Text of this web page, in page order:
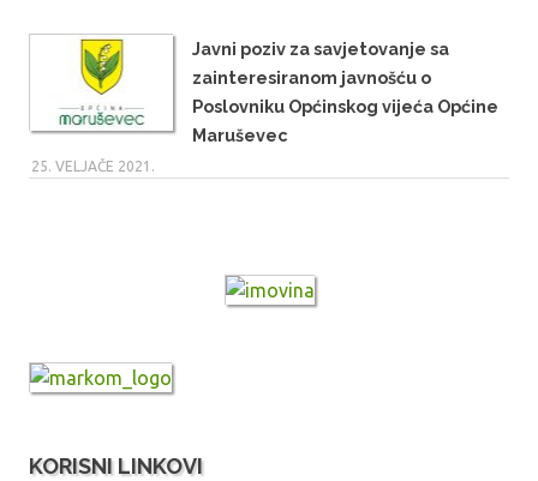
Javni poziv za savjetovanje sa
zainteresiranom javnošću o
Poslovniku Općinskog vijeća Općine
Maruševec
25. VELJAČE 2021.
KORISNI LINKOVI